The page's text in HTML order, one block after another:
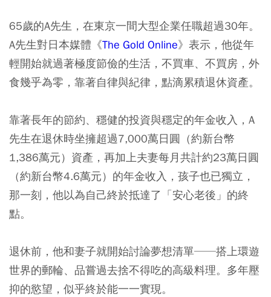
65歲的A先生，在東京一間大型企業任職超過30年。
A先生對日本媒體《The Gold Online》表示，他從年
輕開始就過著極度節儉的生活，不買車、不買房，外
食幾乎為零，靠著自律與紀律，點滴累積退休資產。
靠著長年的節約、穩健的投資與穩定的年金收入，A
先生在退休時坐擁超過7,000萬日圓（約新台幣
1,386萬元）資產，再加上夫妻每月共計約23萬日圓
（約新台幣4.6萬元）的年金收入，孩子也已獨立，
那一刻，他以為自己終於抵達了「安心老後」的終
點。
退休前，他和妻子就開始討論夢想清單──搭上環遊
世界的郵輪、品嘗過去捨不得吃的高級料理。多年壓
抑的慾望，似乎終於能一一實現。